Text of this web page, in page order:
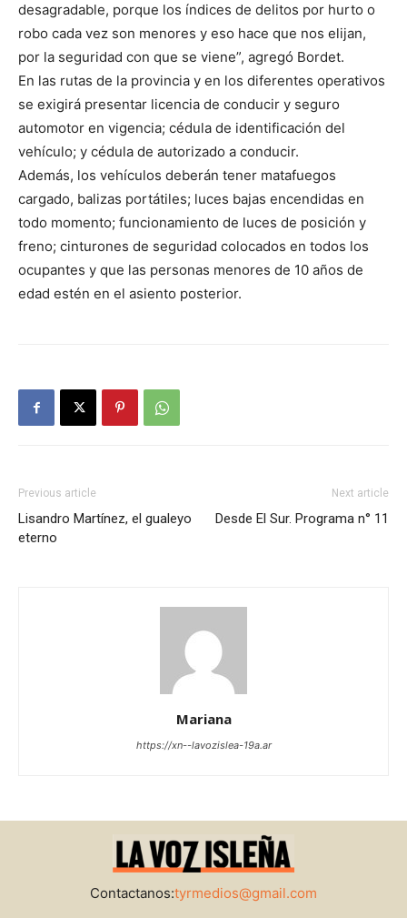
desagradable, porque los índices de delitos por hurto o
robo cada vez son menores y eso hace que nos elijan,
por la seguridad con que se viene”, agregó Bordet.
En las rutas de la provincia y en los diferentes operativos
se exigirá presentar licencia de conducir y seguro
automotor en vigencia; cédula de identificación del
vehículo; y cédula de autorizado a conducir.
Además, los vehículos deberán tener matafuegos
cargado, balizas portátiles; luces bajas encendidas en
todo momento; funcionamiento de luces de posición y
freno; cinturones de seguridad colocados en todos los
ocupantes y que las personas menores de 10 años de
edad estén en el asiento posterior.
Previous article
Lisandro Martínez, el gualeyo
eterno
Next article
Desde El Sur. Programa n° 11
Mariana
https://xn--lavozislea-19a.ar
Contactanos:tyrmedios@gmail.com